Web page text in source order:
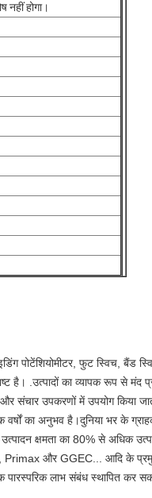
नहीं होगा।
पोटेंशियोमीटर, फुट स्विच, बैंड
है। .उत्पादों का व्यापक रूप से मंद
संचार उपकरणों में उपयोग किया
का अनुभव है।दुनिया भर के
उत्पादन क्षमता का 80% से अधिक
और GGEC... आदि के प्रमुख
पारस्परिक लाभ संबंध स्थापित कर